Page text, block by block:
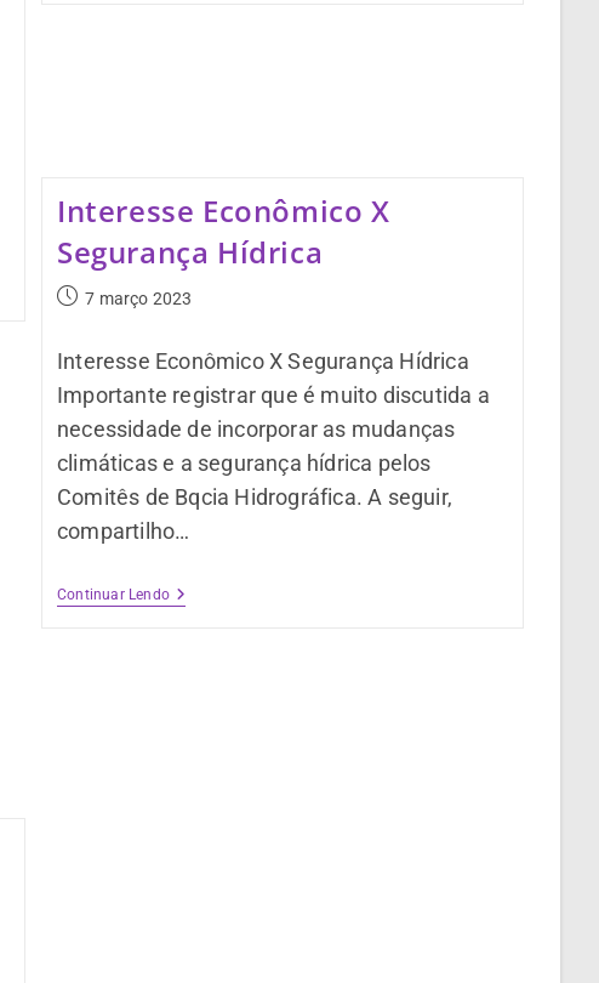
Interesse Econômico X
Segurança Hídrica
7 março 2023
Interesse Econômico X Segurança Hídrica
Importante registrar que é muito discutida a
necessidade de incorporar as mudanças
climáticas e a segurança hídrica pelos
Comitês de Bqcia Hidrográfica. A seguir,
compartilho…
Continuar Lendo